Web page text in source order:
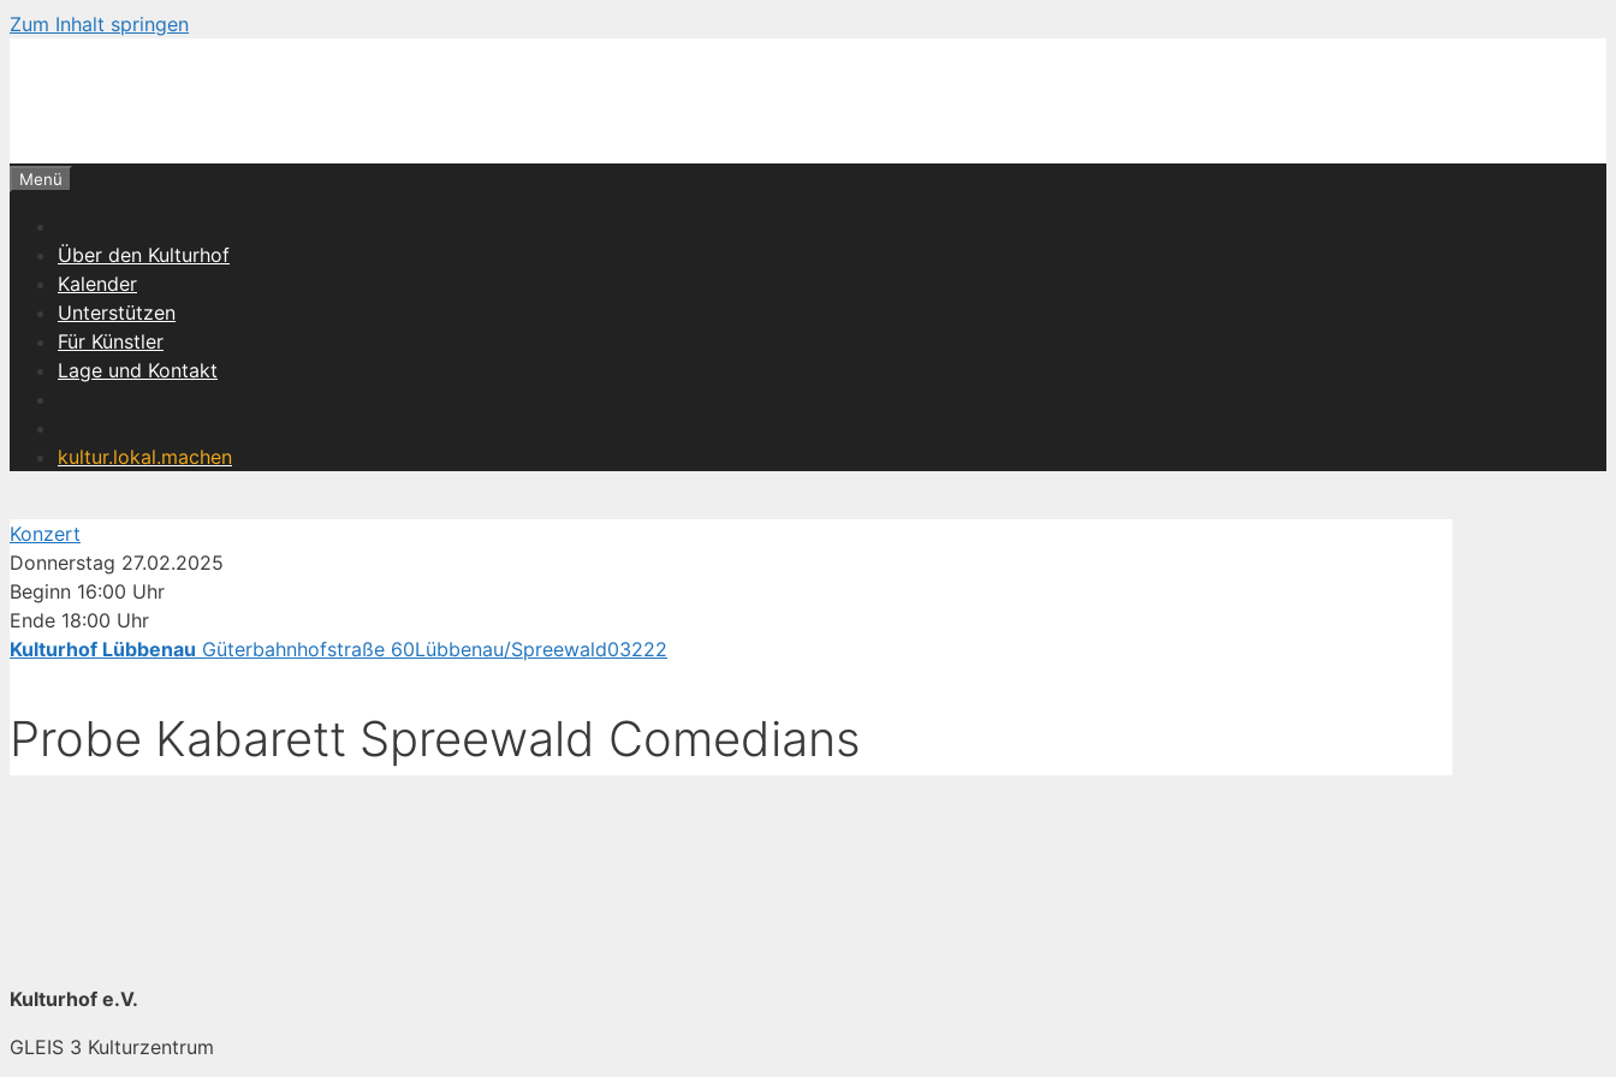
Zum Inhalt springen
Menü
Über den Kulturhof
Kalender
Unterstützen
Für Künstler
Lage und Kontakt
kultur.lokal.machen
Konzert
Donnerstag 27.02.2025
Beginn 16:00 Uhr
Ende 18:00 Uhr
Kulturhof Lübbenau Güterbahnhofstraße 60Lübbenau/Spreewald03222
Probe Kabarett Spreewald Comedians
03542 43441